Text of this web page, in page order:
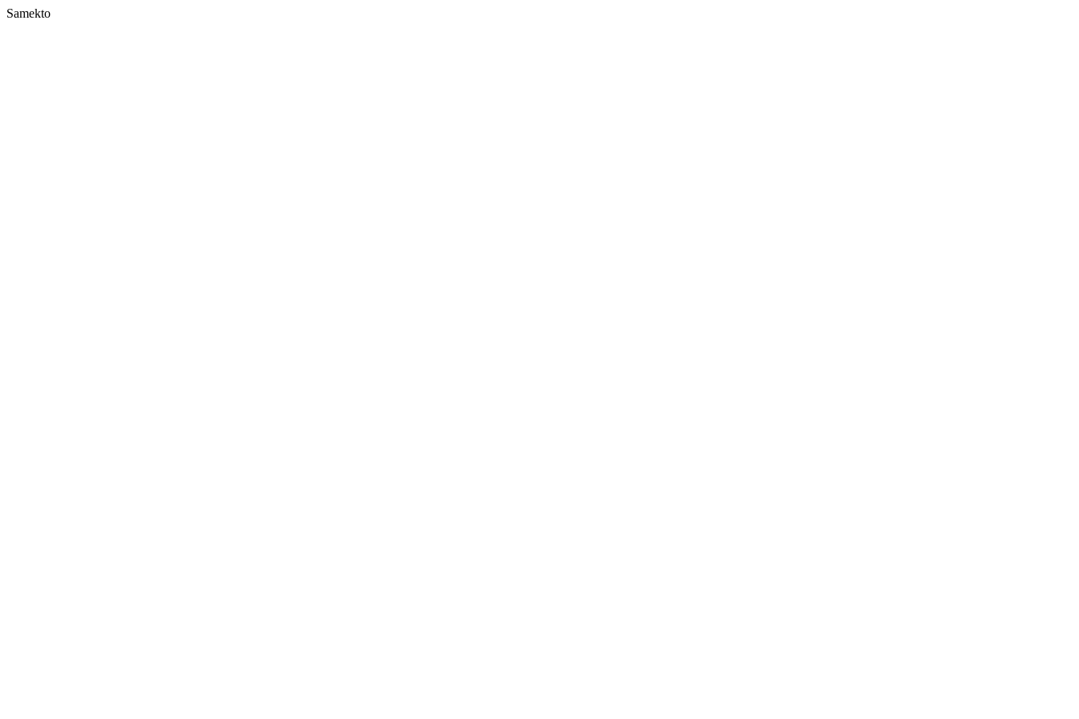
Samekto